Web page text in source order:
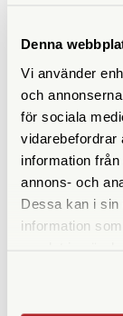
Denna
Vi använder
och
för sociala
vidarebefordrar
information
annons- och
Dessa kan i sin
information
Finns i lager
345 SEK
KÖP